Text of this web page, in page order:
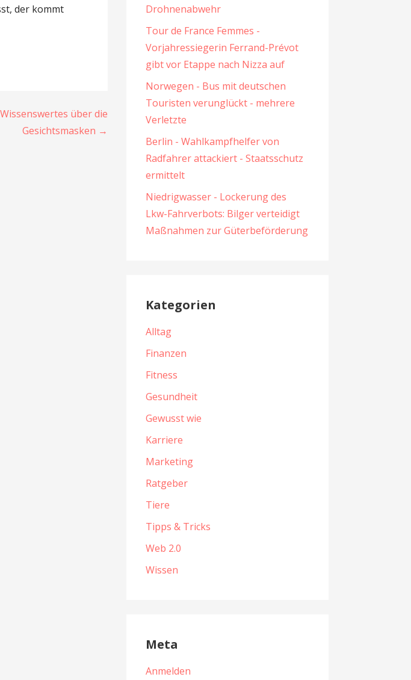
der kommt
über die
Gesichtsmasken →
Drohnenabwehr
Tour de France Femmes -
Vorjahressiegerin Ferrand-Prévot
gibt vor Etappe nach Nizza auf
Norwegen - Bus mit deutschen
Touristen verunglückt - mehrere
Verletzte
Berlin - Wahlkampfhelfer von
Radfahrer attackiert - Staatsschutz
ermittelt
Niedrigwasser - Lockerung des
Lkw-Fahrverbots: Bilger verteidigt
Maßnahmen zur Güterbeförderung
Kategorien
Alltag
Finanzen
Fitness
Gesundheit
Gewusst wie
Karriere
Marketing
Ratgeber
Tiere
Tipps & Tricks
Web 2.0
Wissen
Meta
Anmelden